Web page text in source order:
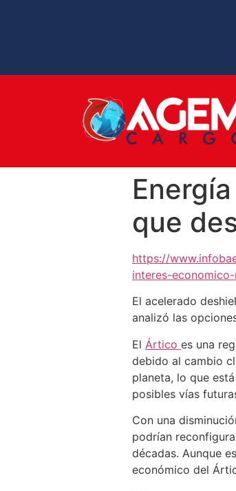
que
https://
interes-
El acelerado
analizó las
El Ártico es una
debido al cambio
planeta, lo que
posibles vías
Con una
podrían
décadas. Aunque
económico del